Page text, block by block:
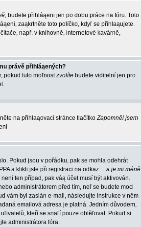
, budete přihláąeni jen po dobu práce na fóru. Toto
zaąkrtněte toto políčko, kdyľ se přihlaąujete.
např. v knihovně, internetové kavárně,
právě přihláąených?
, pokud tuto moľnostzvolíte budete viditelní jen pro
na přihlaąovací stránce tlačítkoZapomněl jsem
Pokud jsou v pořádku, pak se mohla odehrát
a klikli jste při registraci na odkaz ... a je mi méně
ten případ, pak váą účet musí být aktivován.
administrátorem před tím, neľ se budete moci
vám byl zaslán e-mail, následujte instrukce v něm
emailová adresa je platná. Jedním důvodem,
uľivatelů, kteří se snaľí pouze obtěľovat. Pokud si
administrátora fóra.